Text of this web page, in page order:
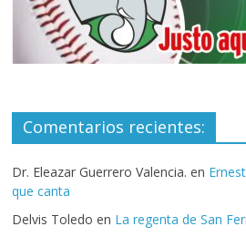
Comentarios recientes:
Dr. Eleazar Guerrero Valencia. en
que canta
Delvis Toledo en La regenta de San